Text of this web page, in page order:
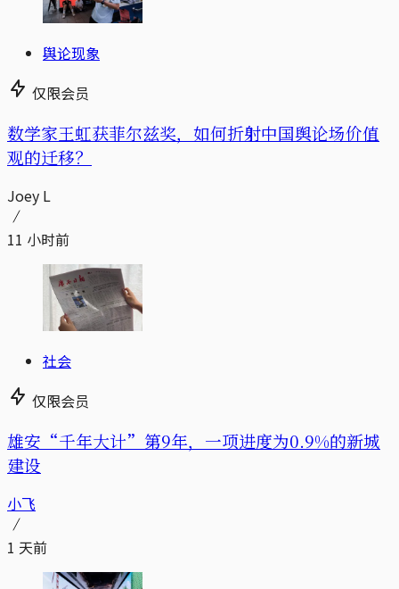
舆论现象
仅限会员
数学家王虹获菲尔兹奖，如何折射中国舆论场价值
观的迁移？
Joey L
11 小时前
社会
仅限会员
雄安“千年大计”第9年，一项进度为0.9%的新城
建设
小飞
1 天前